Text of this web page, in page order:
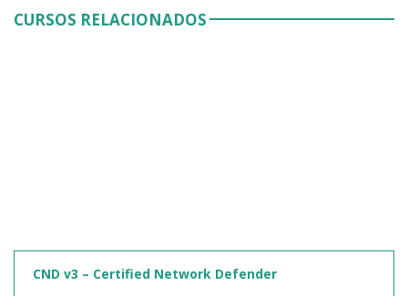
CURSOS RELACIONADOS
CND v3 – Certified Network Defender